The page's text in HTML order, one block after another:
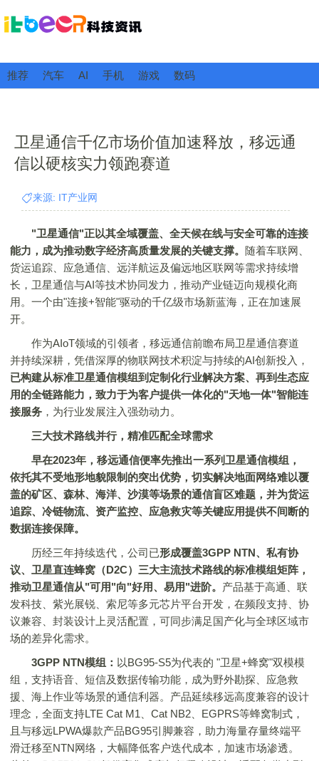
推荐 汽车 AI 手机 游戏 数码
卫星通信千亿市场价值加速释放，移远通
信以硬核实力领跑赛道
来源: IT产业网
"卫星通信"正以其全域覆盖、全天候在线与安全可靠的连接
能力，成为推动数字经济高质量发展的关键支撑。 随着车联网、
货运追踪、应急通信、远洋航运及偏远地区联网等需求持续增
长，卫星通信与AI等技术协同发力，推动产业链迈向规模化商
用。一个由"连接+智能"驱动的千亿级市场新蓝海，正在加速展
开。
作为AIoT领域的引领者，移远通信前瞻布局卫星通信赛道
并持续深耕，凭借深厚的物联网技术积淀与持续的AI创新投入，
已构建从标准卫星通信模组到定制化行业解决方案、再到生态应
用的全链路能力，致力于为客户提供一体化的"天地一体"智能连
接服务 ，为行业发展注入强劲动力。
三大技术路线并行，精准匹配全球需求
早在2023年，移远通信便率先推出一系列卫星通信模组，
依托其不受地形地貌限制的突出优势，切实解决地面网络难以覆
盖的矿区、森林、海洋、沙漠等场景的通信盲区难题，并为货运
追踪、冷链物流、资产监控、应急救灾等关键应用提供不间断的
数据连接保障。
历经三年持续迭代，公司已形成覆盖3GPP NTN、私有协
议、卫星直连蜂窝（D2C）三大主流技术路线的标准模组矩阵，
推动卫星通信从"可用"向"好用、易用"进阶。 产品基于高通、联
发科技、紫光展锐、索尼等多元芯片平台开发，在频段支持、协
议兼容、封装设计上灵活配置，可同步满足国产化与全球区域市
场的差异化需求。
3GPP NTN模组： 以BG95-S5为代表的 "卫星+蜂窝"双模模
组，支持语音、短信及数据传输功能，成为野外勘探、应急救
援、海上作业等场景的通信利器。产品延续移远高度兼容的设计
理念，全面支持LTE Cat M1、Cat NB2、EGPRS等蜂窝制式，
且与移远LPWA爆款产品BG95引脚兼容，助力海量存量终端平
滑迁移至NTN网络，大幅降低客户迭代成本，加速市场渗透。